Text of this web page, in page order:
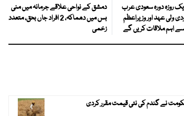
روزہ دورہ سعودی عرب
ولی عہد اور وزیراعظم
اہم ملاقات کریں گے
دمشق کے نواحی علاقے جرمانہ میں منی
بس میں دھماکہ، 2 افراد جاں بحق، متعدد
زخمی
نے گندم کی نئی قیمت مقرر کردی